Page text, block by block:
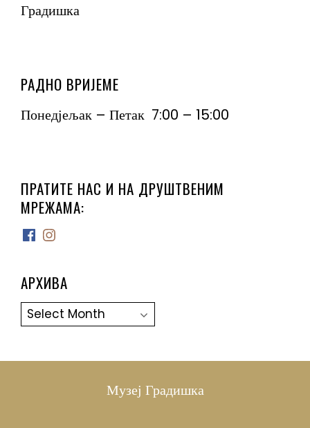
Градишка
РАДНО ВРИЈЕМЕ
Понедјељак – Петак 7:00 – 15:00
ПРАТИТЕ НАС И НА ДРУШТВЕНИМ
МРЕЖАМА:
Facebook
Instagram
АРХИВА
Архива
Музеј Градишка